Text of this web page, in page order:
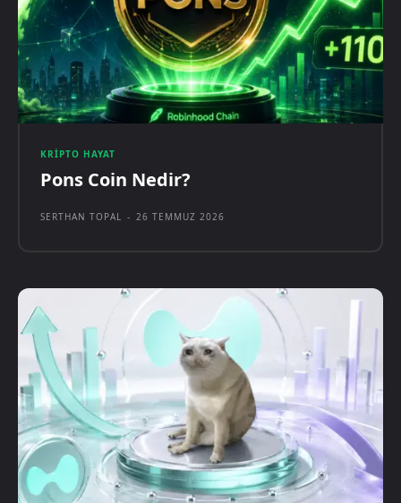
KRIPTO HAYAT
Pons Coin Nedir?
SERTHAN TOPAL - 26 TEMMUZ 2026